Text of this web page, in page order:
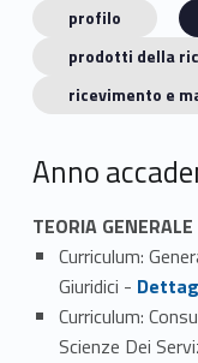
profilo
prodotti della
ricevimento e
Anno
TEORIA
Curriculum:
Giuridici - Link identifier #identifier_person_4531-1
Curriculum:
Scienze Dei